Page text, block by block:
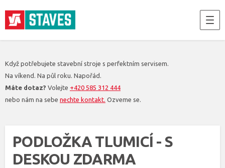
Když potřebujete stavební stroje s perfektním servisem.
Na víkend. Na půl roku. Napořád.
Máte dotaz? Volejte +420 585 312 444
nebo nám na sebe nechte kontakt. Ozveme se.
PODLOŽKA TLUMICÍ - S
DESKOU ZDARMA